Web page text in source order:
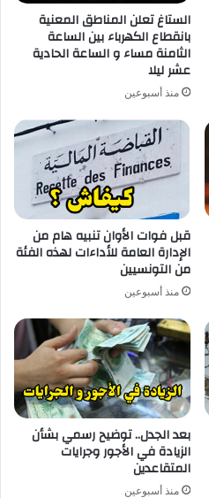
الستاغ تعلن المناطق المعنية
بانقطاع الكهرباء بين الساعة
الثامنة مساء و الساعة الحادية
عشر ليلا
منذ أسبوعين
قبل فوات الأوان تنبيه هام من
الإدارة العامة للأداءات لهذه الفئة
من التونسيين
منذ أسبوعين
بعد الجدل.. توضيح رسمي بشأن
الزيادة في الأجور وجرايات
المتقاعدين
منذ أسبوعين